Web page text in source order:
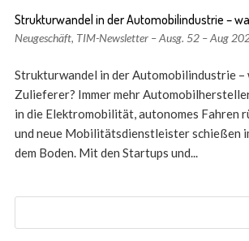
Strukturwandel in der Automobilindustrie –
Neugeschäft, TIM-Newsletter – Ausg. 52 – Aug
Strukturwandel in der Automobilindustrie –
Zulieferer? Immer mehr
in die Elektromobilität, autonomes Fahren
und neue Mobilitätsdienstleister schießen
dem Boden. Mit den Startups und...